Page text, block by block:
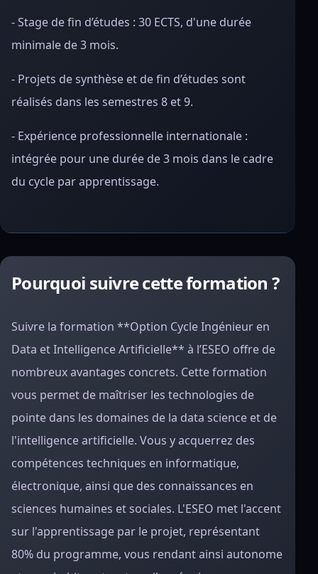
- Stage de fin d’études : 30 ECTS, d'une durée
minimale de 3 mois.
- Projets de synthèse et de fin d’études sont
réalisés dans les semestres 8 et 9.
- Expérience professionnelle internationale :
intégrée pour une durée de 3 mois dans le cadre
du cycle par apprentissage.
Pourquoi suivre cette formation ?
Suivre la formation **Option Cycle Ingénieur en
Data et Intelligence Artificielle** à l’ESEO offre de
nombreux avantages concrets. Cette formation
vous permet de maîtriser les technologies de
pointe dans les domaines de la data science et de
l'intelligence artificielle. Vous y acquerrez des
compétences techniques en informatique,
électronique, ainsi que des connaissances en
sciences humaines et sociales. L'ESEO met l'accent
sur l'apprentissage par le projet, représentant
80% du programme, vous rendant ainsi autonome